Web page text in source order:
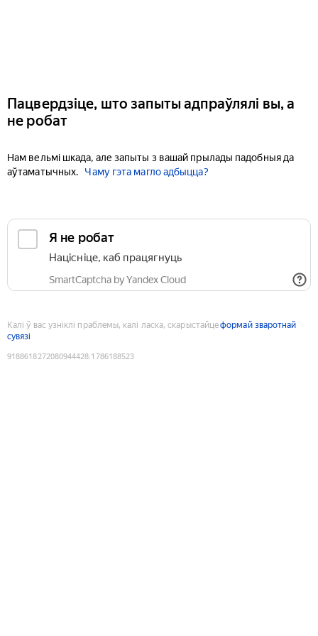
Пацвердзіце, што запыты адпраўлялі вы, а
не робат
Нам вельмі шкада, але запыты з вашай прылады падобныя да
аўтаматычных.
Чаму гэта магло адбыцца?
Я не робат
Націсніце, каб працягнуць
SmartCaptcha by Yandex Cloud
Калі ў вас узніклі праблемы, калі ласка, скарыстайцеформай зваротнай
сувязі
9188618272080944428:1786188523